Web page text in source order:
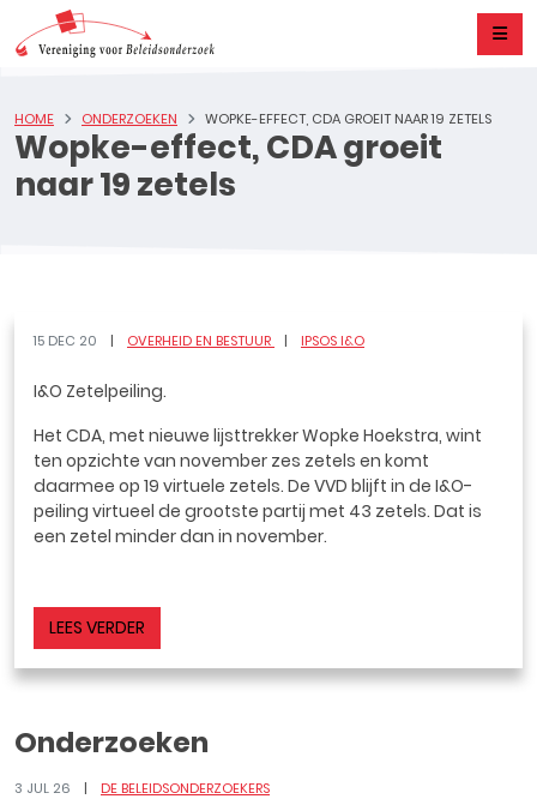
Wopke-effect, CDA groeit
naar 19 zetels
HOME ONDERZOEKEN WOPKE-EFFECT, CDA GROEIT NAAR 19 ZETELS
15 DEC 20 OVERHEID EN BESTUUR IPSOS I&O
I&O Zetelpeiling.
Het CDA, met nieuwe lijsttrekker Wopke Hoekstra, wint
ten opzichte van november zes zetels en komt
daarmee op 19 virtuele zetels. De VVD blijft in de I&O-
peiling virtueel de grootste partij met 43 zetels. Dat is
een zetel minder dan in november.
LEES VERDER
Onderzoeken
3 JUL 26 DE BELEIDSONDERZOEKERS